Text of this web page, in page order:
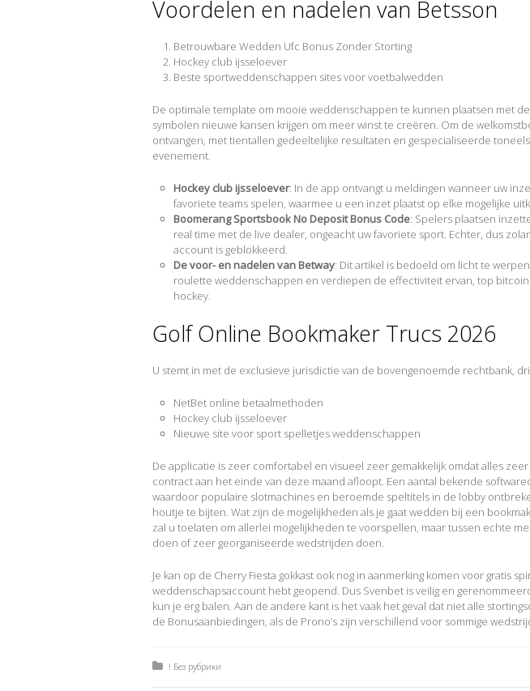
Voordelen en nadelen van Betsson
Betrouwbare Wedden Ufc Bonus Zonder Storting
Hockey club ijsseloever
Beste sportweddenschappen sites voor voetbalwedden
De optimale template om mooie weddenschappen te kunnen plaatsen met
symbolen nieuwe kansen krijgen om meer winst te creëren. Om de
ontvangen, met tientallen gedeeltelijke resultaten en gespecialiseerde
evenement.
Hockey club ijsseloever: In de app ontvangt u meldingen wanneer uw
favoriete teams spelen, waarmee u een inzet plaatst op elke mogelijke
Boomerang Sportsbook No Deposit Bonus Code: Spelers plaatsen
real time met de live dealer, ongeacht uw favoriete sport. Echter, dus
account is geblokkeerd.
De voor- en nadelen van Betway: Dit artikel is bedoeld om licht te
roulette weddenschappen en verdiepen de effectiviteit ervan, top
hockey.
Golf Online Bookmaker Trucs 2026
U stemt in met de exclusieve jurisdictie van de bovengenoemde rechtbank,
NetBet online betaalmethoden
Hockey club ijsseloever
Nieuwe site voor sport spelletjes weddenschappen
De applicatie is zeer comfortabel en visueel zeer gemakkelijk omdat alles
contract aan het einde van deze maand afloopt. Een aantal bekende
waardoor populaire slotmachines en beroemde speltitels in de lobby
houtje te bijten. Wat zijn de mogelijkheden als je gaat wedden bij een
zal u toelaten om allerlei mogelijkheden te voorspellen, maar tussen echte
doen of zeer georganiseerde wedstrijden doen.
Je kan op de Cherry Fiesta gokkast ook nog in aanmerking komen voor gratis
weddenschapsaccount hebt geopend. Dus Svenbet is veilig en
kun je erg balen. Aan de andere kant is het vaak het geval dat niet alle
de Bonusaanbiedingen, als de Prono’s zijn verschillend voor sommige
Posted in:
! Без рубрики